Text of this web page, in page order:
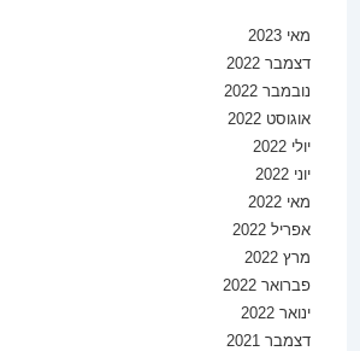
מאי 2023
דצמבר 2022
נובמבר 2022
אוגוסט 2022
יולי 2022
יוני 2022
מאי 2022
אפריל 2022
מרץ 2022
פברואר 2022
ינואר 2022
דצמבר 2021